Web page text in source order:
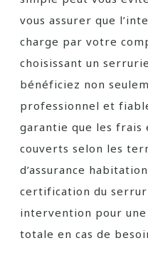
vous assurer que
charge par votre
choisissant un
bénéficiez non
professionnel et
garantie que les frais
couverts selon les
d’assurance
certification du
intervention pour
totale en cas de